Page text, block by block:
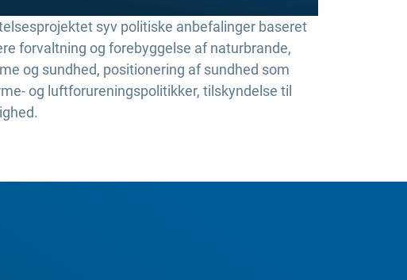
syv politiske anbefalinger baseret
forvaltning og forebyggelse af naturbrande,
og sundhed, positionering af sundhed som
og luftforureningspolitikker, tilskyndelse til